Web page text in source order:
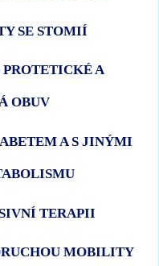
SE STOMIÍ
PROTETICKÉ A
OBUV
A S JINÝMI
TERAPII
MOBILITY